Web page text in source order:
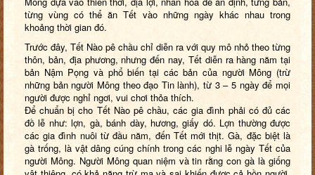
từng vùng có thể ăn Tết vào những ngày khác nhau trong
khoảng thời gian đó.
Trước đây, Tết Nào pê chầu chỉ diễn ra với quy mô nhỏ theo từng
thôn, bản, địa phương, nhưng đến nay, Tết diễn ra hàng năm tại
bản Nậm Pọng và phổ biến tại các bản của người Mông (trừ
những bản người Mông theo đạo Tin lành), từ 3 – 5 ngày để mọi
người được nghỉ ngơi, vui chơi thỏa thích.
Để chuẩn bị cho Tết Nào pê chầu, các gia đình phải có đủ các
đồ lễ như: lợn, gà, bánh dày, hương, giấy dó. Lợn thường được
các gia đình nuôi từ đầu năm, đến Tết mới thịt. Gà, đặc biệt là
gà trống, là vật dâng cúng chính trong các nghi lễ ngày Tết của
người Mông. Người Mông quan niệm và tin rằng con gà là giống